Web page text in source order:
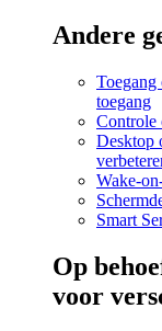
Andere
Toegang
toegang
Controle
Desktop
Wake-
Smart
Op
voor